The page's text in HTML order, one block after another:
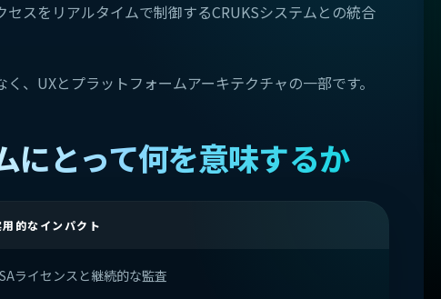
スをリアルタイムで制御するCRUKSシステムとの統合
、UXとプラットフォームアーキテクチャの一部です。
にとって何を意味するか
用的なインパクト
ライセンスと継続的な監査